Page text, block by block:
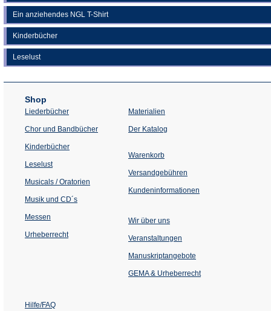
Ein anziehendes NGL T-Shirt
Kinderbücher
Leselust
Shop
Liederbücher
Chor und Bandbücher
Kinderbücher
Leselust
Musicals / Oratorien
Musik und CD´s
Messen
Urheberrecht
Materialien
Der Katalog
Warenkorb
Versandgebühren
Kundeninformationen
Wir über uns
Veranstaltungen
einem
Tab)
Manuskriptangebote
GEMA & Urheberrecht
Hilfe/FAQ